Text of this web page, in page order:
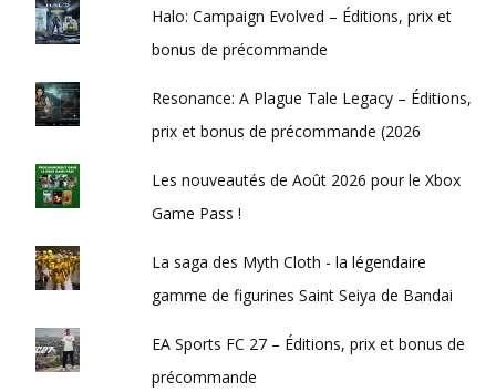
Halo: Campaign Evolved – Éditions, prix et
bonus de précommande
Resonance: A Plague Tale Legacy – Éditions,
prix et bonus de précommande (2026
Les nouveautés de Août 2026 pour le Xbox
Game Pass !
La saga des Myth Cloth - la légendaire
gamme de figurines Saint Seiya de Bandai
EA Sports FC 27 – Éditions, prix et bonus de
précommande